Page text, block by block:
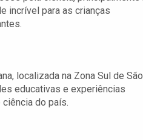
incrível para as crianças
localizada na Zona Sul de São
educativas e experiências
do país.